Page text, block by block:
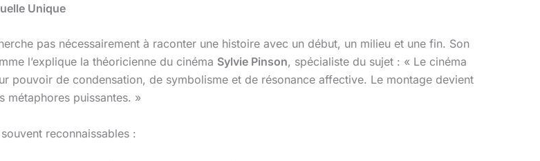
Unique
pas nécessairement à raconter une histoire avec un début, un milieu et une fin. Son
l’explique la théoricienne du cinéma Sylvie Pinson, spécialiste du sujet : « Le cinéma
pouvoir de condensation, de symbolisme et de résonance affective. Le montage devient
métaphores puissantes. »
reconnaissables :